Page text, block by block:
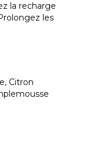
la recharge
les
Citron